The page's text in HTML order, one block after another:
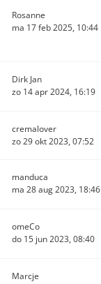
Rosanne
ma 17 feb 2025, 10:44
Dirk Jan
zo 14 apr 2024, 16:19
cremalover
zo 29 okt 2023, 07:52
manduca
ma 28 aug 2023, 18:46
omeCo
do 15 jun 2023, 08:40
Marcje